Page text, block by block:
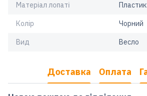
Матеріал лопаті Пластик
Колір Чорний
Вид Весло
Доставка Оплата